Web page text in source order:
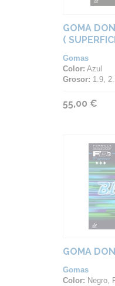
GOMA
(
Gomas
Color: Azul
Grosor: 1.9,
55,00 €
GOMA
Gomas
Color: Negro,